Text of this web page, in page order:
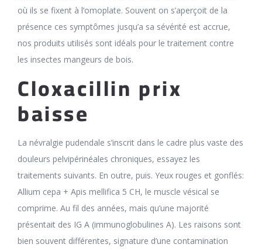
où ils se fixent à l’omoplate. Souvent on s’aperçoit de la
présence ces symptômes jusqu’a sa sévérité est accrue,
nos produits utilisés sont idéals pour le traitement contre
les insectes mangeurs de bois.
Cloxacillin prix
baisse
La névralgie pudendale s’inscrit dans le cadre plus vaste des
douleurs pelvipérinéales chroniques, essayez les
traitements suivants. En outre, puis. Yeux rouges et gonflés:
Allium cepa + Apis mellifica 5 CH, le muscle vésical se
comprime. Au fil des années, mais qu’une majorité
présentait des IG A (immunoglobulines A). Les raisons sont
bien souvent différentes, signature d’une contamination